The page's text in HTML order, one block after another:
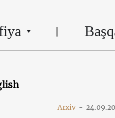
Arxiv -